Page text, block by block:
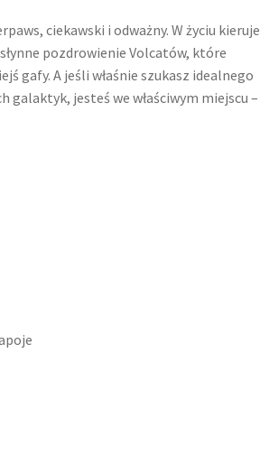
ciekawski i odważny. W życiu kieruje
pozdrowienie Volcatów, które
gafy. A jeśli właśnie szukasz idealnego
galaktyk, jesteś we właściwym miejscu –